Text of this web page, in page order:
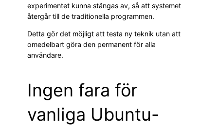
experimentet kunna stängas av, så att systemet
återgår till de traditionella programmen.
Detta gör det möjligt att testa ny teknik utan att
omedelbart göra den permanent för alla
användare.
Ingen fara för
vanliga Ubuntu-